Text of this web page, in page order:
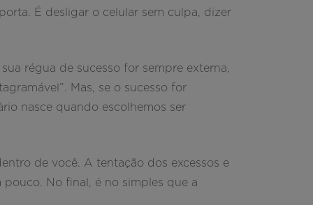
É desligar o celular sem culpa, dizer
régua de sucesso for sempre externa,
Mas, se o sucesso for
nasce quando escolhemos ser
de você. A tentação dos excessos e
No final, é no simples que a